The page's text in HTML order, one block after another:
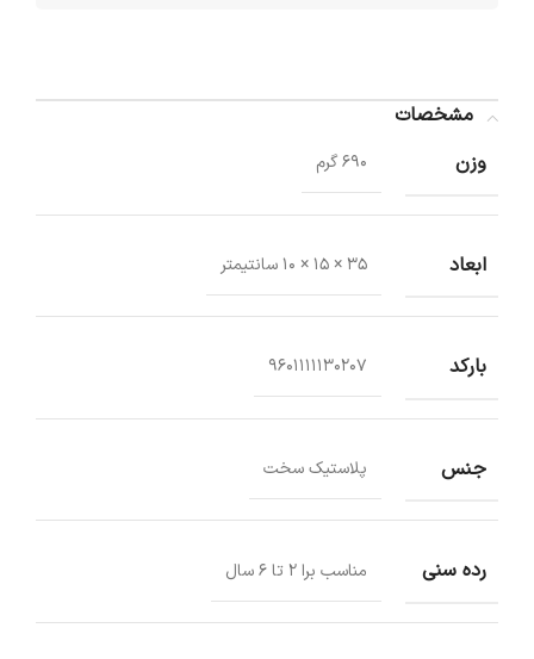
مشخصات
وزن
690 گرم
ابعاد 35 × 15 × 10 سانتیمتر
بارکد 9601111130207
جنس پلاستیک سخت
رده سنی مناسب برا 2 تا 6 سال